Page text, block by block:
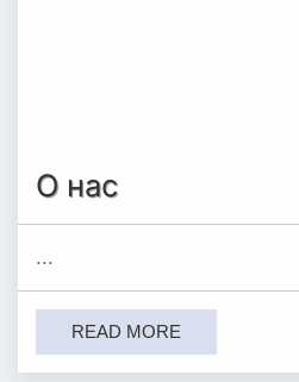
О нас
...
READ MORE